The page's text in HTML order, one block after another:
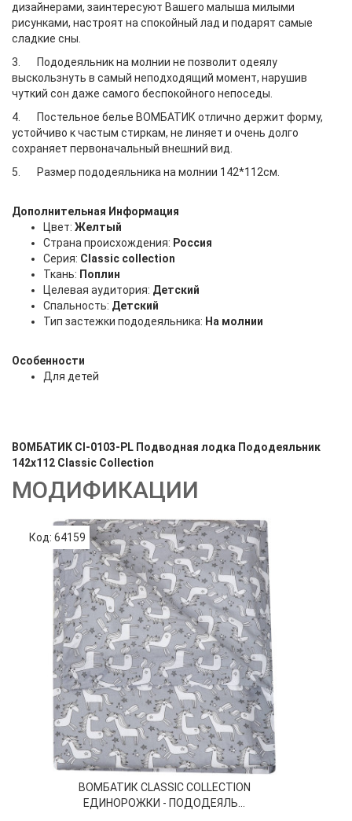
дизайнерами, заинтересуют Вашего малыша милыми
рисунками, настроят на спокойный лад и подарят самые
сладкие сны.
3. Пододеяльник на молнии не позволит одеялу
выскользнуть в самый неподходящий момент, нарушив
чуткий сон даже самого беспокойного непоседы.
4. Постельное белье ВОМБАТИК отлично держит форму,
устойчиво к частым стиркам, не линяет и очень долго
сохраняет первоначальный внешний вид.
5. Размер пододеяльника на молнии 142*112см.
Дополнительная Информация
Цвет: Желтый
Страна происхождения: Россия
Серия: Classic collection
Ткань: Поплин
Целевая аудитория: Детский
Спальность: Детский
Тип застежки пододеяльника: На молнии
Особенности
Для детей
ВОМБАТИК Cl-0103-PL Подводная лодка Пододеяльник
142х112 Classic Collection
МОДИФИКАЦИИ
Код: 64159
ВОМБАТИК CLASSIC COLLECTION
ЕДИНОРОЖКИ - ПОДОДЕЯЛЬ...